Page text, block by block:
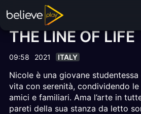
THE LINE OF LIFE
09:58 2021 ITALY
Nicole è una giovane
vita con serenità, condividendo
amici e familiari. Ama l’arte in
pareti della sua stanza da letto